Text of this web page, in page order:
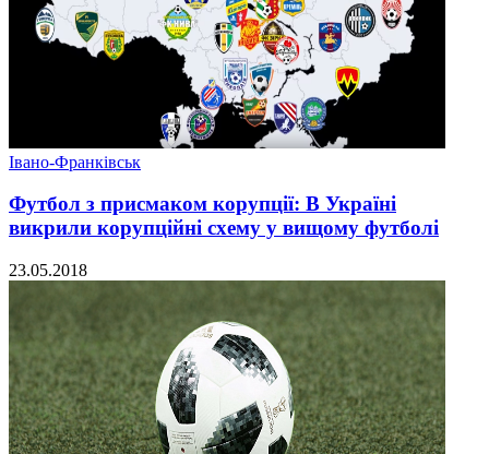
Івано-Франківськ
Футбол з присмаком корупції: В Україні
викрили корупційні схему у вищому футболі
23.05.2018